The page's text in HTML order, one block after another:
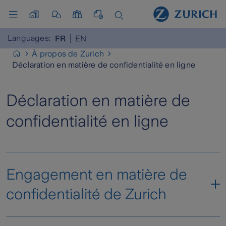
Languages: FR
EN
À propos de Zurich
Déclaration en matière de confidentialité en ligne
Déclaration en matière de
confidentialité en ligne
Engagement en matière de
confidentialité de Zurich